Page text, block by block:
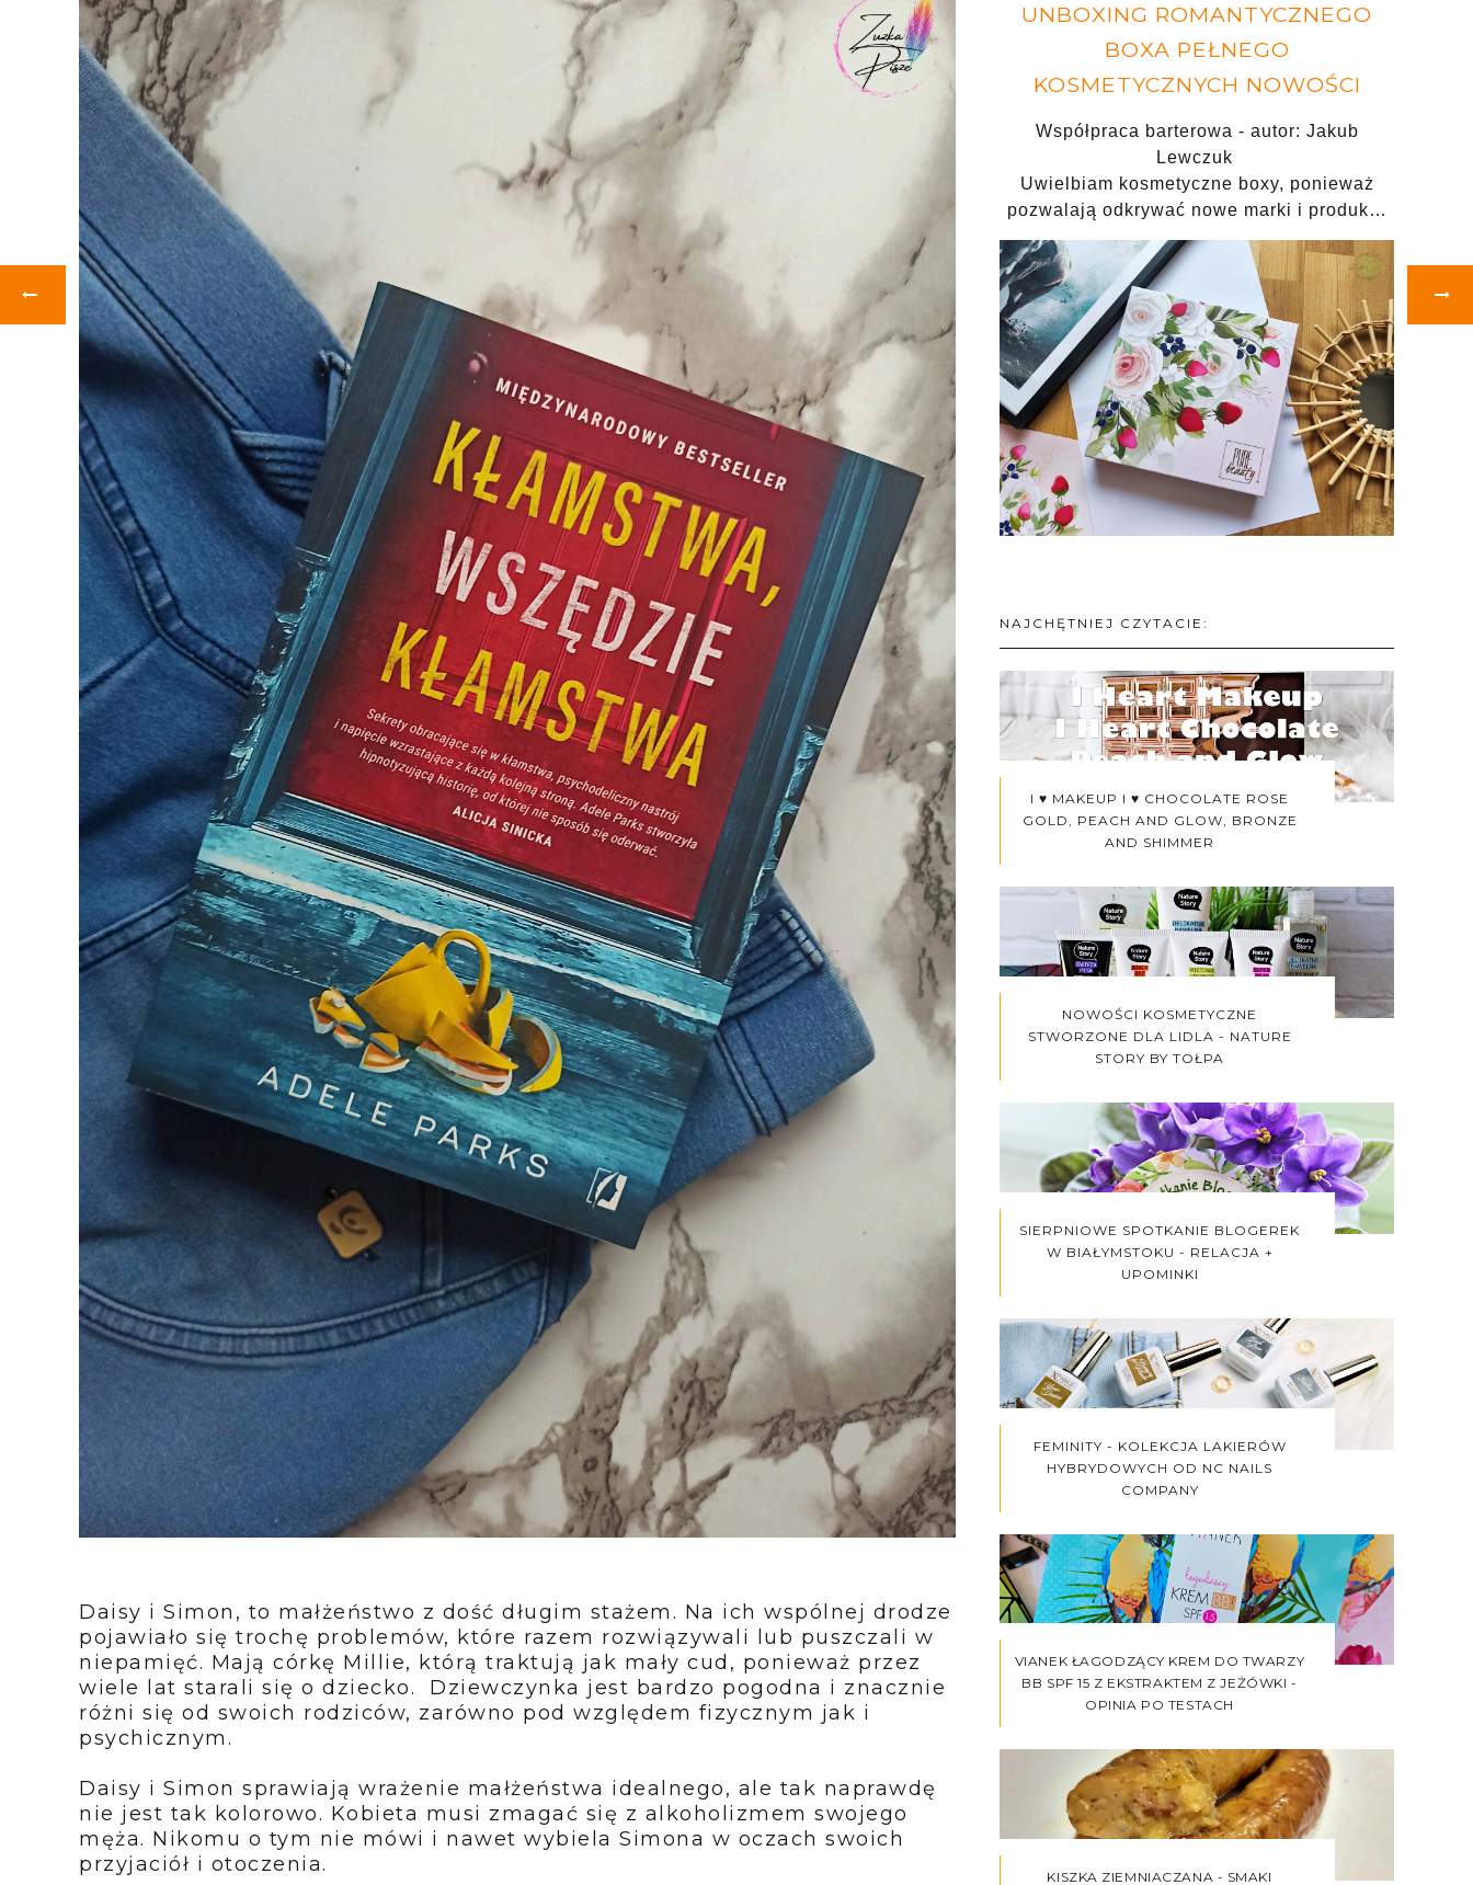
Daisy i Simon, to małżeństwo z dość długim stażem. Na ich wspólnej drodze
pojawiało się trochę problemów, które razem rozwiązywali lub puszczali w
niepamięć. Mają córkę Millie, którą traktują jak mały cud, ponieważ przez
wiele lat starali się o dziecko. Dziewczynka jest bardzo pogodna i znacznie
różni się od swoich rodziców, zarówno pod względem fizycznym jak i
psychicznym.
Daisy i Simon sprawiają wrażenie małżeństwa idealnego, ale tak naprawdę
nie jest tak kolorowo. Kobieta musi zmagać się z alkoholizmem swojego
męża. Nikomu o tym nie mówi i nawet wybiela Simona w oczach swoich
przyjaciół i otoczenia.
UNBOXING ROMANTYCZNEGO
BOXA PEŁNEGO
KOSMETYCZNYCH NOWOŚCI
Współpraca barterowa - autor: Jakub
Lewczuk
Uwielbiam kosmetyczne boxy, ponieważ
pozwalają odkrywać nowe marki i produk…
NAJCHĘTNIEJ CZYTACIE:
I ♥ MAKEUP I ♥ CHOCOLATE ROSE
GOLD, PEACH AND GLOW, BRONZE
AND SHIMMER
NOWOŚCI KOSMETYCZNE
STWORZONE DLA LIDLA - NATURE
STORY BY TOŁPA
SIERPNIOWE SPOTKANIE BLOGEREK
W BIAŁYMSTOKU - RELACJA +
UPOMINKI
FEMINITY - KOLEKCJA LAKIERÓW
HYBRYDOWYCH OD NC NAILS
COMPANY
VIANEK ŁAGODZĄCY KREM DO TWARZY
BB SPF 15 Z EKSTRAKTEM Z JEŻÓWKI -
OPINIA PO TESTACH
KISZKA ZIEMNIACZANA - SMAKI